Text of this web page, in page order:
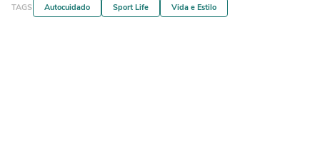
TAGS Autocuidado Sport Life Vida e Estilo